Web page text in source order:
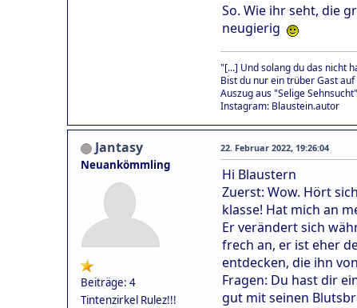
So. Wie ihr seht, die
neugierig
"[...] Und solang du das nicht
Bist du nur ein trüber Gast
Auszug aus "Selige
Instagram: Blaustein.autor
Jantasy
Neuankömmling
Beiträge: 4
Tintenzirkel Rulez!!!
22. Februar 2022, 19:26:04
Hi Blaustern
Zuerst: Wow. Hört
klasse! Hat mich an
Er verändert sich
frech an, er ist eher
entdecken, die ihn
Fragen: Du hast dir
gut mit seinen